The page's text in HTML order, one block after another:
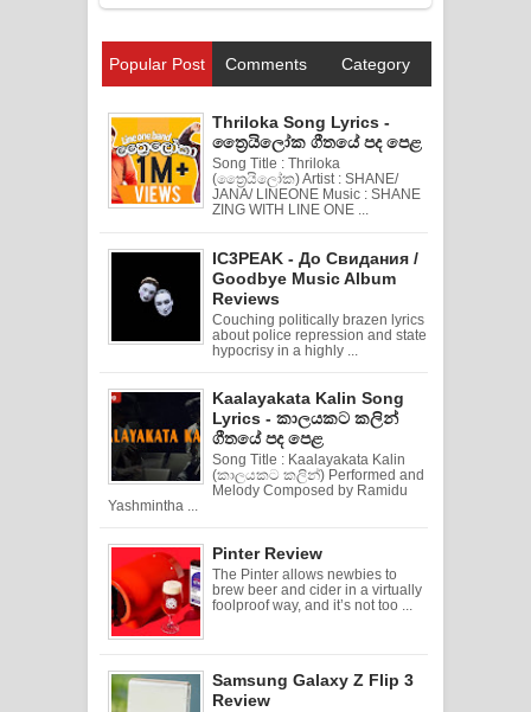
Popular Post Comments Category
Thriloka Song Lyrics -
ත්‍රෛයිලෝක ගීතයේ පද පෙළ
Song Title : Thriloka
(ත්‍රෛයිලෝක) Artist : SHANE/
JANA/ LINEONE Music : SHANE
ZING WITH LINE ONE ...
IC3PEAK - До Свидания /
Goodbye Music Album
Reviews
Couching politically brazen lyrics
about police repression and state
hypocrisy in a highly ...
Kaalayakata Kalin Song
Lyrics - කාලයකට කලින්
ගීතයේ පද පෙළ
Song Title : Kaalayakata Kalin
(කාලයකට කලින්) Performed and
Melody Composed by Ramidu
Yashmintha ...
Pinter Review
The Pinter allows newbies to
brew beer and cider in a virtually
foolproof way, and it’s not too ...
Samsung Galaxy Z Flip 3
Review